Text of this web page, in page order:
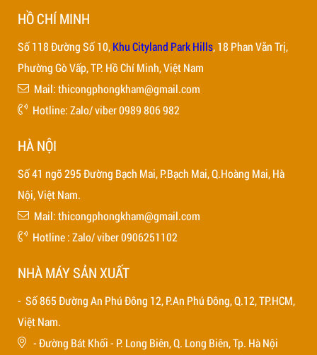
HỒ CHÍ MINH
Số 118 Đường Số 10,Khu Cityland Park Hills, 18 Phan Văn Trị,
Phường Gò Vấp, TP. Hồ Chí Minh, Việt Nam
Mail: thicongphongkham@gmail.com
Hotline: Zalo/ viber 0989 806 982
HÀ NỘI
Số 41 ngõ 295 Đường Bạch Mai, P.Bạch Mai, Q.Hoàng Mai, Hà
Nội, Việt Nam.
Mail: thicongphongkham@gmail.com
Hotline : Zalo/ viber 0906251102
NHÀ MÁY SẢN XUẤT
- Số 865 Đường An Phú Đông 12, P.An Phú Đông, Q.12, TP.HCM,
Việt Nam.
- Đường Bát Khối - P. Long Biên, Q. Long Biên, Tp. Hà Nội